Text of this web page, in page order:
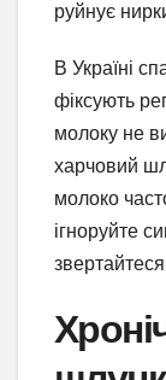
руйнує
В Україні
фіксують
молоку не
харчовий
молоко
ігноруйте